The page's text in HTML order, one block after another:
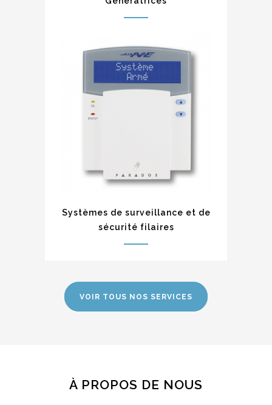
Systèmes de surveillance et de
sécurité filaires
VOIR TOUS NOS SERVICES
À PROPOS DE NOUS